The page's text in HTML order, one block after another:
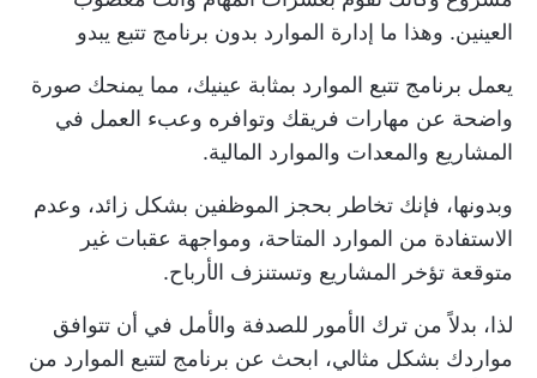
العينين. وهذا ما إدارة الموارد بدون برنامج تتبع يبدو
يعمل برنامج تتبع الموارد بمثابة عينيك، مما يمنحك صورة
واضحة عن مهارات فريقك وتوافره وعبء العمل في
المشاريع والمعدات والموارد المالية.
وبدونها، فإنك تخاطر بحجز الموظفين بشكل زائد، وعدم
الاستفادة من الموارد المتاحة، ومواجهة عقبات غير
متوقعة تؤخر المشاريع وتستنزف الأرباح.
لذا، بدلاً من ترك الأمور للصدفة والأمل في أن تتوافق
مواردك بشكل مثالي، ابحث عن برنامج لتتبع الموارد من